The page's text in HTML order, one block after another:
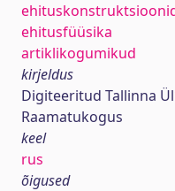
ehitusfüüsika
artiklikogumikud
kirjeldus
Digiteeritud Tallinna
Raamatukogus
keel
rus
õigused